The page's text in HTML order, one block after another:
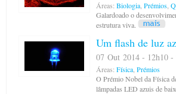
Áreas: Biologia Prémios
Galardoado o
estrutura viva.
Um flash de luz
07 Out 2014 - 12h10 -
Áreas: Física Prémios
O Prémio Nobel da Física
lâmpadas LED azuis de